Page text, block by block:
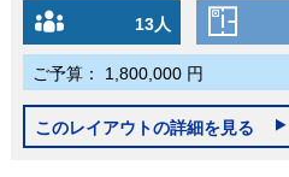
13人
ご予算： 1,800,000 円
このレイアウトの詳細を見る